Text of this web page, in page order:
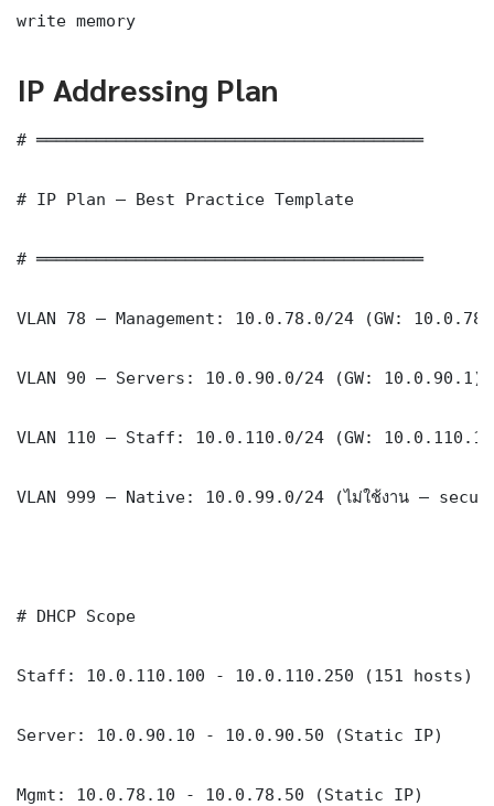
write memory
IP Addressing Plan
# ═══════════════════════════════════════
# IP Plan — Best Practice Template
# ═══════════════════════════════════════
VLAN 78 — Management: 10.0.78.0/24 (GW:
VLAN 90 — Servers: 10.0.90.0/24 (GW: 10.0.90.1)
VLAN 110 — Staff: 10.0.110.0/24 (GW: 10.0.110.1)
VLAN 999 — Native: 10.0.99.0/24 (ไม่ใช้งาน —
# DHCP Scope
Staff: 10.0.110.100 - 10.0.110.250 (151 hosts)
Server: 10.0.90.10 - 10.0.90.50 (Static IP)
Mgmt: 10.0.78.10 - 10.0.78.50 (Static IP)